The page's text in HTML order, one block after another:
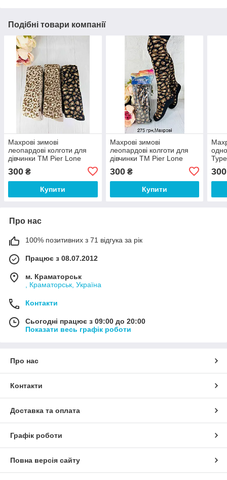
Подібні товари компанії
Махрові зимові
леопардові колготи для
дівчинки ТМ Pier Lone
300 ₴
Купити
Махрові зимові
леопардові колготи для
дівчинки ТМ Pier Lone
300₴
Купити
300
Про нас
100% позитивних з 71 відгука за рік
Працює з 08.07.2012
м. Краматорськ
, Краматорськ, Україна
Контакти
Сьогодні працює з 09:00 до 20:00
Показати весь графік роботи
Про нас
Контакти
Доставка та оплата
Графік роботи
Повна версія сайту